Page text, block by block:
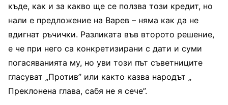
къде, как и за какво ще се ползва този кредит, но
нали е предложение на Варев – няма как да не
вдигнат ръчички. Разликата във второто решение,
е че при него са конкретизирани с дати и суми
погасяванията му, но уви този път съветниците
гласуват „Против” или както казва народът „
Преклонена глава, сабя не я сече”.